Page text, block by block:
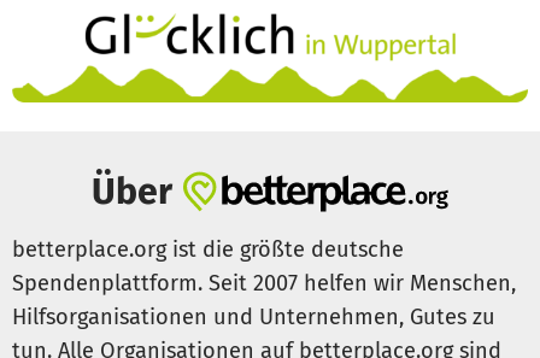
Über
betterplace.org ist die größte deutsche
Spendenplattform. Seit 2007 helfen wir Menschen,
Hilfsorganisationen und Unternehmen, Gutes zu
tun. Alle Organisationen auf betterplace.org sind